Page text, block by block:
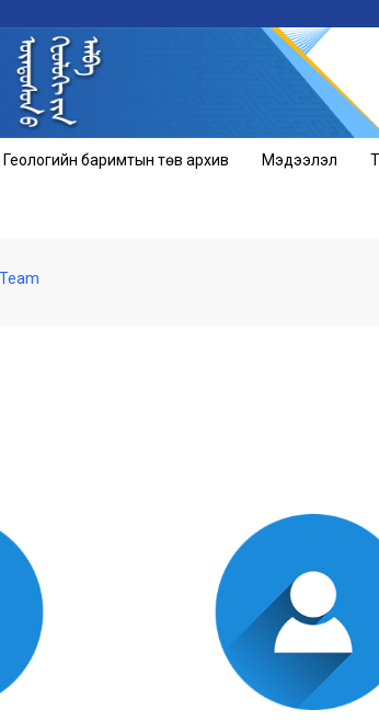
Геологийн баримтын төв архив Мэдээлэл
Team